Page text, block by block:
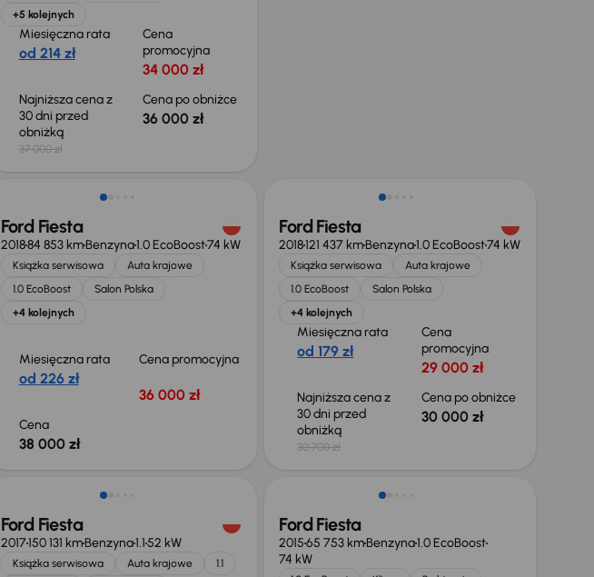
+5 kolejnych
Miesięczna rata
od 214 zł
Cena
promocyjna
34 000 zł
Najniższa cena z
30 dni przed
obniżką
37 000 zł
Cena po obniżce
36 000 zł
Ford Fiesta
201884 853 kmBenzyna1.0 EcoBoost74 kW
Książka serwisowa
Auta krajowe
1.0 EcoBoost
Salon Polska
+4 kolejnych
Miesięczna rata
od 226 zł
Cena promocyjna
36 000 zł
Cena
38 000 zł
Ford Fiesta
2018121 437 kmBenzyna1.0 EcoBoost74 kW
Książka serwisowa
Auta krajowe
1.0 EcoBoost
Salon Polska
+4 kolejnych
Miesięczna rata
od 179 zł
Cena
promocyjna
29 000 zł
Najniższa cena z
30 dni przed
obniżką
30 700 zł
Cena po obniżce
30 000 zł
Ford Fiesta
2017150 131 kmBenzyna1.152 kW
Książka serwisowa Auta krajowe
1.1
Ford Fiesta
201565 753 kmBenzyna1.0 EcoBoost
74 kW